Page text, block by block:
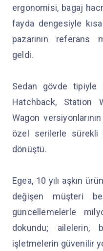
ergonomisi, bagaj
fayda dengesiyle
pazarının referans
geldi.
Sedan gövde tipiyle
Hatchback, Station
Wagon
özel serilerle
dönüştü.
Egea, 10 yılı aşkın
değişen müşteri
güncellemelerle
dokundu; ailelerin,
işletmelerin güvenilir